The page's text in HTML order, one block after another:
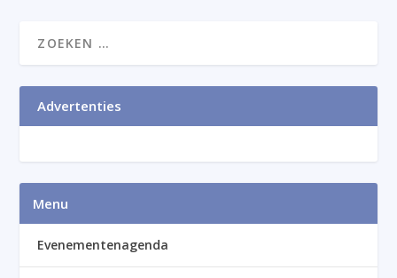
Advertenties
Menu
Evenementenagenda